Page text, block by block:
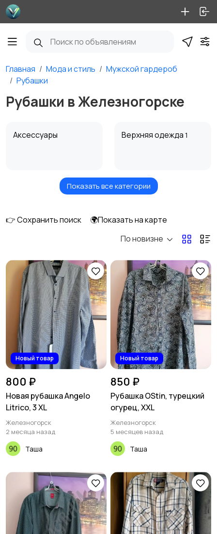
Главная Мода и стиль
Мужской гардероб
Рубашки
Рубашки в Железногорске
Аксессуары Верхняя одежда 1
Головные уборы Домашняя одежда
Обувь2 Пиджаки и костюмы4
Рубашки4 Свитеры и толстовки
2
Спецодежда Спортивная одежда
Футболки и поло3 Штаны и шорты6
Другое
Показать все категории
👉 Сохранить поиск
🌍Показать на карте
По новизне
Новый товар
800 ₽
Новая рубашка Angelo
Litrico, 3 XL
Железногорск
2 месяца назад
Таша
Новый товар
850 ₽
Рубашка OStin, турецкий
огурец, XXL
Железногорск
5 месяцев назад
Таша